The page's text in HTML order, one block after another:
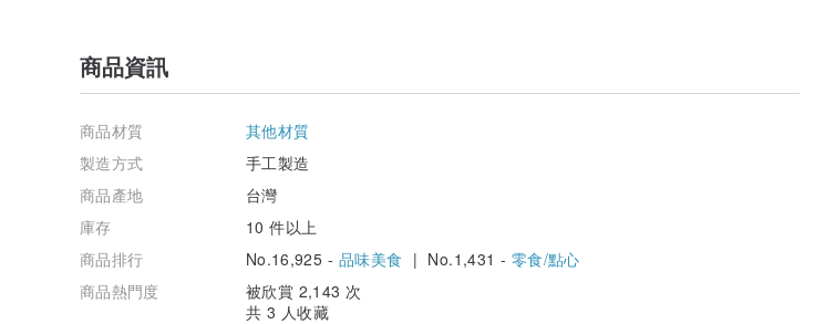
商品資訊
商品材質
其他材質
製造方式
手工製造
商品產地
台灣
庫存
10 件以上
商品排行
No.16,925 - 品味美食 | No.1,431 -零食/點心
商品熱門度
被欣賞 2,143 次
共 3 人收藏